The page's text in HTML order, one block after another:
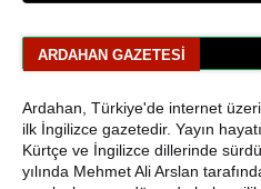
Yaşar Geler'den Bölge
Durum
Bir Parti İşte Böyle Bitirilir
CHP Çıldır İl Genel Meclis
ARDAHAN GAZETESI
Ardahan, Türkiye'de internet
ilk İngilizce gazetedir. Yayın
Kürtçe ve İngilizce dillerinde
yılında Mehmet Ali Arslan